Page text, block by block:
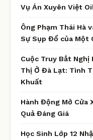
Vụ Án Xuyên Việt
Ông Phạm Thái Hà
Sự Sụp Đổ của Một
Cuộc Truy Bắt Nghị
Thị Ở Đà Lạt: Tình
Khuất
Hành Động Mở Cửa
Quả Đáng Giá
Học Sinh Lớp 12